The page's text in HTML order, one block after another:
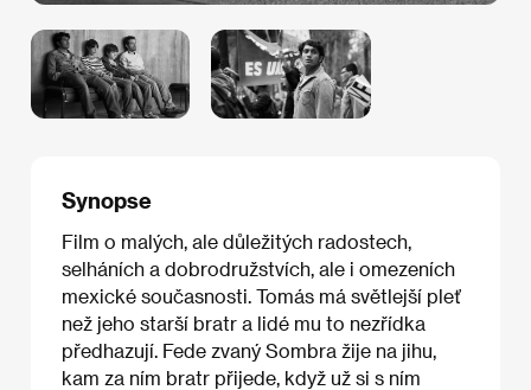
Synopse
Film o malých, ale důležitých radostech,
selháních a dobrodružstvích, ale i omezeních
mexické současnosti. Tomás má světlejší pleť
než jeho starší bratr a lidé mu to nezřídka
předhazují. Fede zvaný Sombra žije na jihu,
kam za ním bratr přijede, když už si s ním